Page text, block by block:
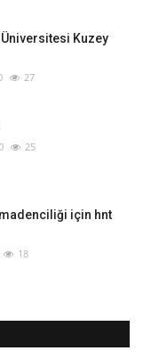
Kuzey
27
25
için hnt
18